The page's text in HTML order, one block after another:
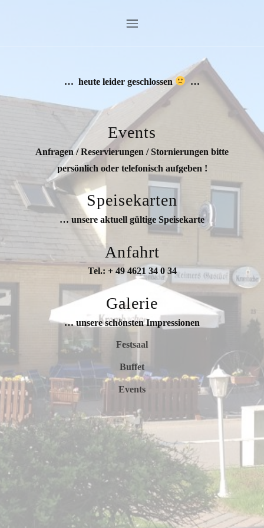
… heute leider geschlossen …
Events
Anfragen / Reservierungen / Stornierungen bitte
persönlich oder telefonisch aufgeben !
Speisekarten
… unsere aktuell gültige Speisekarte
Anfahrt
Tel.: + 49 4621 34 0 34
Galerie
… unsere schönsten Impressionen
Festsaal
Buffet
Events